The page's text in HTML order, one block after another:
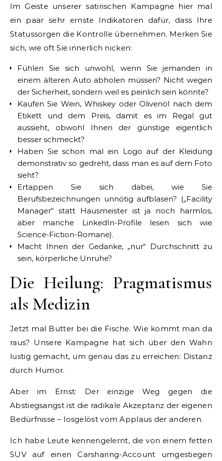
Im Geiste unserer satirischen Kampagne hier mal
ein paar sehr ernste Indikatoren dafür, dass Ihre
Statussorgen die Kontrolle übernehmen. Merken Sie
sich, wie oft Sie innerlich nicken:
Fühlen Sie sich unwohl, wenn Sie jemanden in
einem älteren Auto abholen müssen? Nicht wegen
der Sicherheit, sondern weil es peinlich sein könnte?
Kaufen Sie Wein, Whiskey oder Olivenöl nach dem
Etikett und dem Preis, damit es im Regal gut
aussieht, obwohl Ihnen der günstige eigentlich
besser schmeckt?
Haben Sie schon mal ein Logo auf der Kleidung
demonstrativ so gedreht, dass man es auf dem Foto
sieht?
Ertappen Sie sich dabei, wie Sie
Berufsbezeichnungen unnötig aufblasen? („Facility
Manager“ statt Hausmeister ist ja noch harmlos,
aber manche LinkedIn-Profile lesen sich wie
Science-Fiction-Romane).
Macht Ihnen der Gedanke, „nur“ Durchschnitt zu
sein, körperliche Unruhe?
Die Heilung: Pragmatismus
als Medizin
Jetzt mal Butter bei die Fische. Wie kommt man da
raus? Unsere Kampagne hat sich über den Wahn
lustig gemacht, um genau das zu erreichen: Distanz
durch Humor.
Aber im Ernst: Der einzige Weg gegen die
Abstiegsangst ist die radikale Akzeptanz der eigenen
Bedürfnisse – losgelöst vom Applaus der anderen.
Ich habe Leute kennengelernt, die von einem fetten
SUV auf einen Carsharing-Account umgestiegen